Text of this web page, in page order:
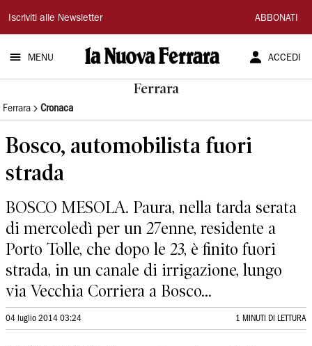
La
Nuova
Ferrara
Iscriviti alle Newsletter ABBONATI
MENU ACCEDI
Ferrara
Ferrara Cronaca
Bosco, automobilista fuori
strada
BOSCO MESOLA. Paura, nella tarda serata
di mercoledì per un 27enne, residente a
Porto Tolle, che dopo le 23, è finito fuori
strada, in un canale di irrigazione, lungo
via Vecchia Corriera a Bosco...
04 luglio 2014 03:24 1 MINUTI DI LETTURA